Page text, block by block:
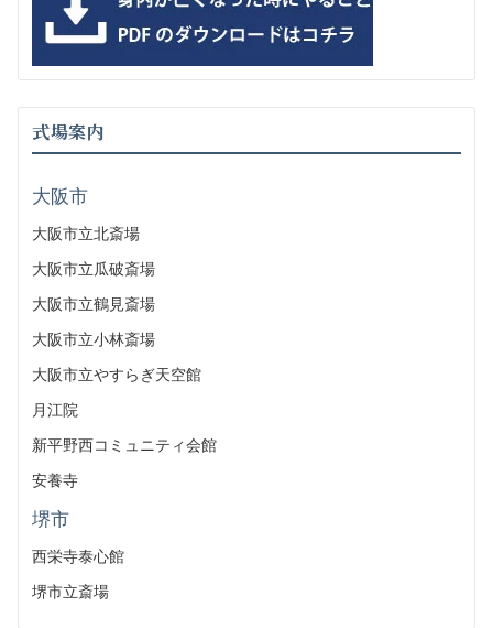
式場案内
大阪市
大阪市立北斎場
大阪市立瓜破斎場
大阪市立鶴見斎場
大阪市立小林斎場
大阪市立やすらぎ天空館
月江院
新平野西コミュニティ会館
安養寺
堺市
西栄寺泰心館
堺市立斎場